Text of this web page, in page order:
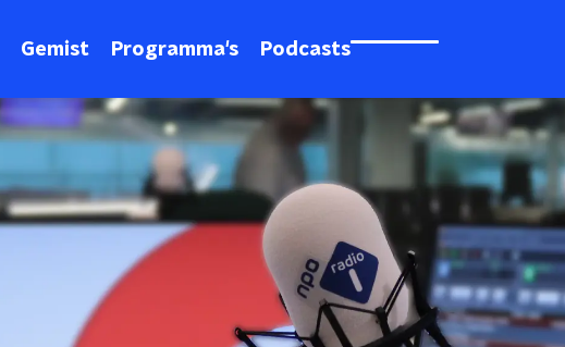
Gemist Programma's Podcasts